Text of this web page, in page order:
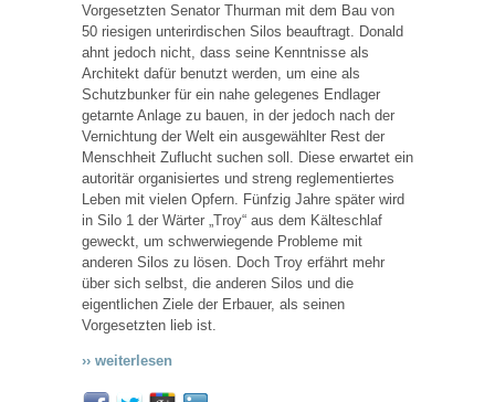
Vorgesetzten Senator Thurman mit dem Bau von
50 riesigen unterirdischen Silos beauftragt. Donald
ahnt jedoch nicht, dass seine Kenntnisse als
Architekt dafür benutzt werden, um eine als
Schutzbunker für ein nahe gelegenes Endlager
getarnte Anlage zu bauen, in der jedoch nach der
Vernichtung der Welt ein ausgewählter Rest der
Menschheit Zuflucht suchen soll. Diese erwartet ein
autoritär organisiertes und streng reglementiertes
Leben mit vielen Opfern. Fünfzig Jahre später wird
in Silo 1 der Wärter „Troy“ aus dem Kälteschlaf
geweckt, um schwerwiegende Probleme mit
anderen Silos zu lösen. Doch Troy erfährt mehr
über sich selbst, die anderen Silos und die
eigentlichen Ziele der Erbauer, als seinen
Vorgesetzten lieb ist.
›› weiterlesen